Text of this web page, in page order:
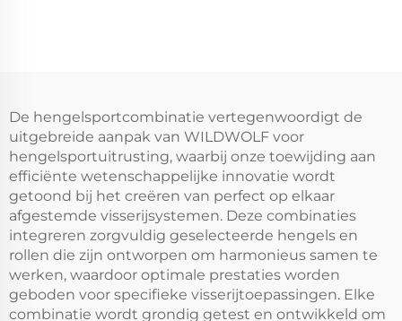
De hengelsportcombinatie vertegenwoordigt de
uitgebreide aanpak van WILDWOLF voor
hengelsportuitrusting, waarbij onze toewijding aan
efficiënte wetenschappelijke innovatie wordt
getoond bij het creëren van perfect op elkaar
afgestemde visserijsystemen. Deze combinaties
integreren zorgvuldig geselecteerde hengels en
rollen die zijn ontworpen om harmonieus samen te
werken, waardoor optimale prestaties worden
geboden voor specifieke visserijtoepassingen. Elke
combinatie wordt grondig getest en ontwikkeld om